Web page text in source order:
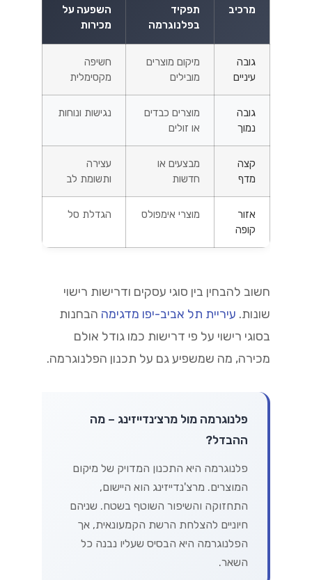
מרכיב
תפקיד
בפלנוגרמה
השפעה על
מכירות
גובה
עיניים
מיקום מוצרים
מובילים
חשיפה
מקסימלית
גובה
נמוך
מוצרים כבדים
או זולים
נגישות ונוחות
קצה
מדף
מבצעים או
חדשות
עצירה
ותשומת לב
אזור
קופה
מוצרי אימפולס הגדלת סל
חשוב להבחין בין סוגי עסקים ודרישות רישוי
שונות. עיריית תל אביב-יפו מדגימה הבחנות
בסוגי רישוי על פי דרישות כמו גודל אולם
מכירה, מה שמשפיע גם על תכנון הפלנוגרמה.
פלנוגרמה מול מרצ׳נדייזינג – מה
ההבדל?
פלנוגרמה היא התכנון המדויק של מיקום
המוצרים. מרצ'נדייזינג הוא היישום,
התחזוקה והשיפור השוטף בשטח. שניהם
חיוניים להצלחת הרשת הקמעונאית, אך
הפלנוגרמה היא הבסיס שעליו נבנה כל
השאר.